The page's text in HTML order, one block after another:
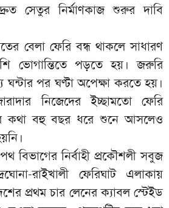
সেতুর নির্মাণকাজ শুরুর দাবি
বেলা ফেরি বন্ধ থাকলে সাধারণ
ভোগান্তিতে পড়তে হয়। জরুরি
ঘন্টার পর ঘণ্টা অপেক্ষা করতে হয়।
নিজেদের ইচ্ছামতো ফেরি
কথা বহু বছর ধরে শুনে আসলেও
বিভাগের নির্বাহী প্রকৌশলী সবুজ
রাইখালী ফেরিঘাট এলাকায়
প্রথম চার লেনের ক্যাবল স্টেইড